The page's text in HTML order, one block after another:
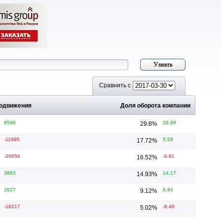
Сравнить с
Доля оборота компании
8590 29.8% 28.88
-11995 17.72% 5.58
-20056 16.52% -0.81
3863 14.93% 14.17
2627 9.12% 8.84
-18217 5.02% -8.46